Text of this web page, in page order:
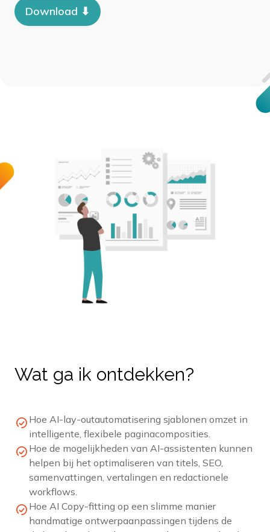
Download ⬇︎
Wat ga ik ontdekken?
Hoe AI-lay-outautomatisering sjablonen omzet in
intelligente, flexibele paginacomposities.
Hoe de mogelijkheden van AI-assistenten kunnen
helpen bij het optimaliseren van titels, SEO,
samenvattingen, vertalingen en redactionele
workflows.
Hoe AI Copy-fitting op een slimme manier
handmatige ontwerpaanpassingen tijdens de